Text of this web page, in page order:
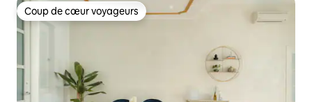
Coup de cœur voyageurs
Coup de cœur voyageurs